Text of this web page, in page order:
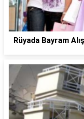
Rüyada Bayram